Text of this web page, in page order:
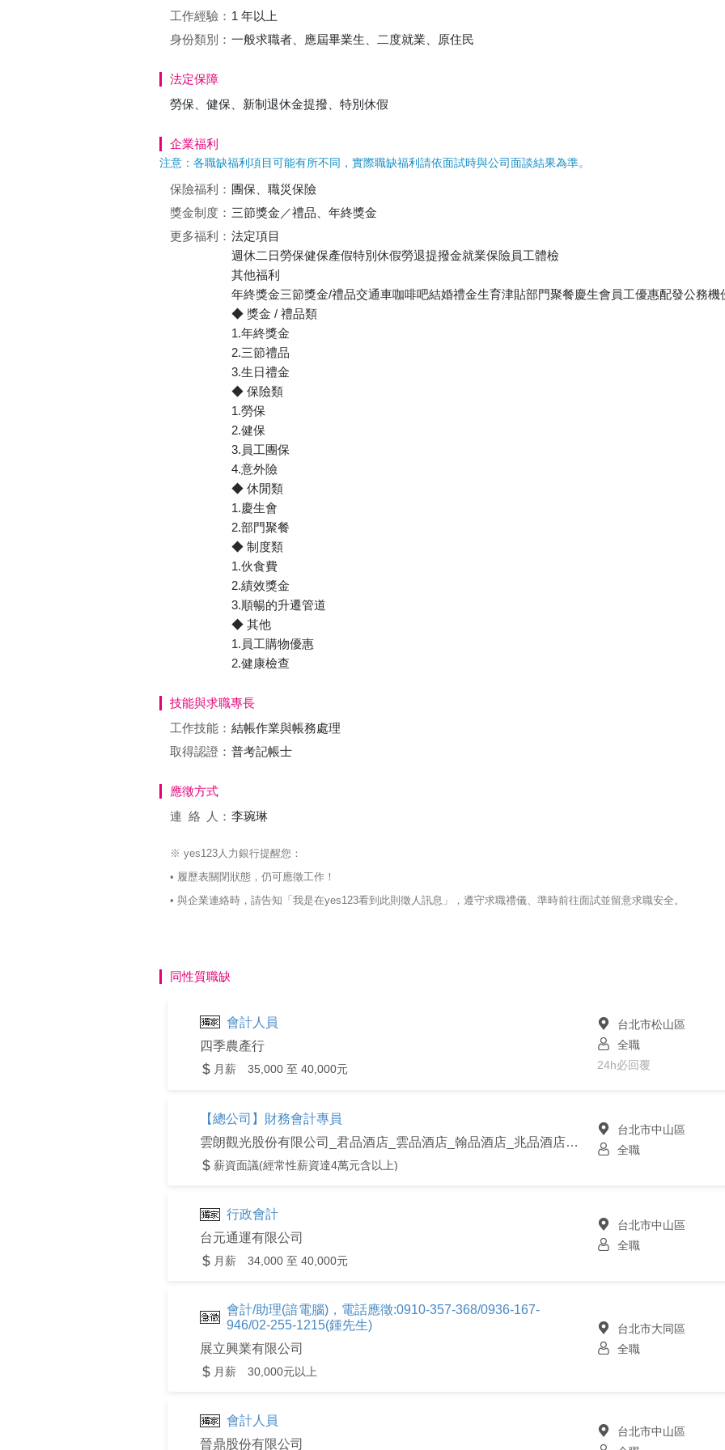
工作經驗： 1 年以上
身份類別： 一般求職者、應屆畢業生、二度就業、原住民
法定保障
勞保、健保、新制退休金提撥、特別休假
企業福利
注意：各職缺福利項目可能有所不同，實際職缺福利請依面試時與公司面談結果為準。
保險福利： 團保、職災保險
獎金制度： 三節獎金／禮品、年終獎金
更多福利： 法定項目
週休二日勞保健保產假特別休假勞退提撥金就業保險員工體檢
其他福利
年終獎金三節獎金/禮品交通車咖啡吧結婚禮金生育津貼部門聚餐慶生會員工優惠配發公務機
◆ 獎金 / 禮品類
1.年終獎金
2.三節禮品
3.生日禮金
◆ 保險類
1.勞保
2.健保
3.員工團保
4.意外險
◆ 休閒類
1.慶生會
2.部門聚餐
◆ 制度類
1.伙食費
2.績效獎金
3.順暢的升遷管道
◆ 其他
1.員工購物優惠
2.健康檢查
技能與求職專長
工作技能： 結帳作業與帳務處理
取得認證： 普考記帳士
應徵方式
連絡
人： 李琬琳
※ yes123人力銀行提醒您：
• 履歷表關閉狀態，仍可應徵工作！
• 與企業連絡時，請告知「我是在yes123看到此則徵人訊息」，遵守求職禮儀、準時前往面試並留意求職安全。
同性質職缺
會計人員
四季農產行
月薪 35,000 至 40,000元
台北市松山區
全職
24h必回覆
【總公司】財務會計專員
雲朗觀光股份有限公司_君品酒店_雲品酒店_翰品酒店_兆品酒店_品文旅
薪資面議(經常性薪資達4萬元含以上)
台北市中山區
全職
行政會計
台元通運有限公司
月薪 34,000 至 40,000元
台北市中山區
全職
會計/助理(諳電腦)，電話應徵:0910-357-368/0936-167-
946/02-255-1215(鍾先生)
展立興業有限公司
月薪 30,000元以上
台北市大同區
全職
會計人員
晉鼎股份有限公司
台北市中山區